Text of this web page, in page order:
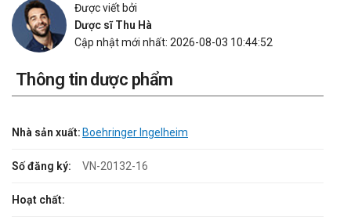
Được viết bởi
Dược sĩ Thu Hà
Cập nhật mới nhất: 2026-08-03 10:44:52
Thông tin dược phẩm
Nhà sản xuất: Boehringer Ingelheim
Số đăng ký: VN-20132-16
Hoạt chất: